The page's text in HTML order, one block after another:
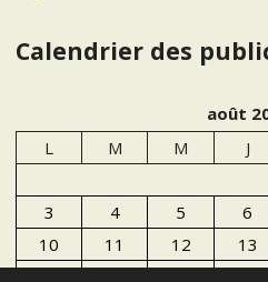
Calendrier des
août
L
M M J
3
4 5 6
10
11 12 13